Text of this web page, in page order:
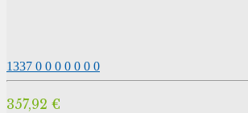
1337 0 0 0 0 0 0 0
357,92 €